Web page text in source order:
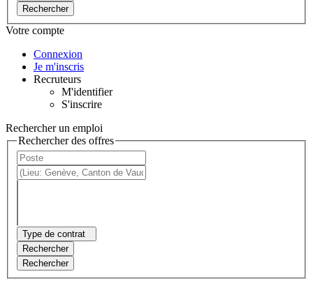
Rechercher
Votre compte
Connexion
Je m'inscris
Recruteurs
M'identifier
S'inscrire
Rechercher un emploi
Rechercher des offres
Type de contrat
Rechercher
Rechercher